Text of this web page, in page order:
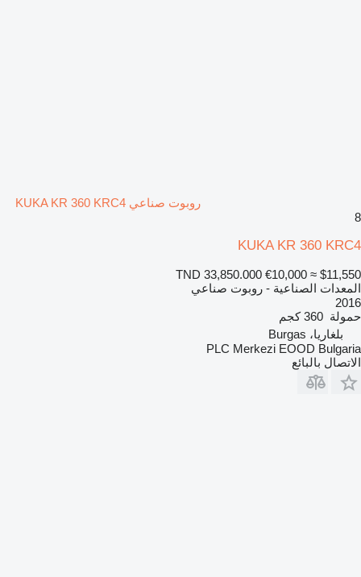
روبوت صناعي KUKA KR 360 KRC4
8
KUKA KR 360 KRC4
TND 33,850.000 €10,000 ≈ $11,550
المعدات الصناعية - روبوت صناعي
2016
حمولة 360 كجم
بلغاريا، Burgas
PLC Merkezi EOOD Bulgaria
الاتصال بالبائع